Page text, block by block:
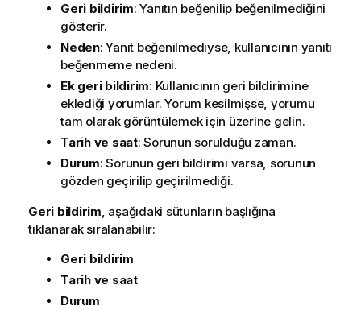
Geri bildirim: Yanıtın beğenilip beğenilmediğini
gösterir.
Neden: Yanıt beğenilmediyse, kullanıcının yanıtı
beğenmeme nedeni.
Ek geri bildirim: Kullanıcının geri bildirimine
eklediği yorumlar. Yorum kesilmişse, yorumu
tam olarak görüntülemek için üzerine gelin.
Tarih ve saat: Sorunun sorulduğu zaman.
Durum: Sorunun geri bildirimi varsa, sorunun
gözden geçirilip geçirilmediği.
Geri bildirim, aşağıdaki sütunların başlığına
tıklanarak sıralanabilir:
Geri bildirim
Tarih ve saat
Durum